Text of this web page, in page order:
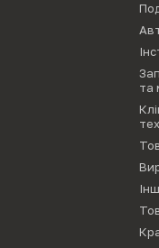
та